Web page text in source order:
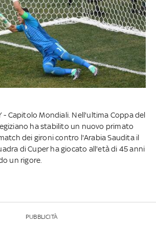
- Capitolo Mondiali. Nell'ultima Coppa del
ha stabilito un nuovo primato
dei gironi contro l'Arabia Saudita il
di Cuper ha giocato all'età di 45 anni
un rigore.
PUBBLICITÀ